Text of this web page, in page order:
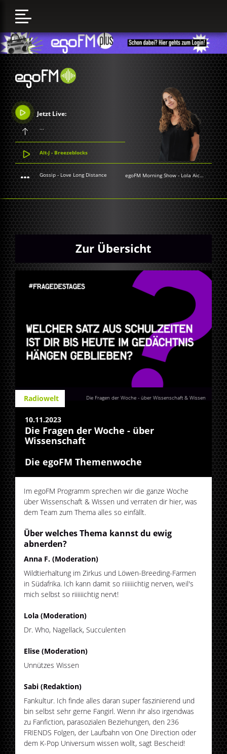
Jetzt Live:
...
Alt-J - Breezeblocks
Gossip - Love Long Distance egoFM Morning Show - Lola Aichner
Zur Übersicht
Die Fragen der Woche - über Wissenschaft & Wissen
Radiowelt
10.11.2023
Die Fragen der Woche - über
Wissenschaft
Die egoFM Themenwoche
Im egoFM Programm sprechen wir die ganze Woche
über Wissenschaft & Wissen und verraten dir hier, was
dem Team zum Thema alles so einfällt.
Über welches Thema kannst du ewig
abnerden?
Anna F. (Moderation)
Wildtierhaltung im Zirkus und Löwen-Breeding-Farmen
in Südafrika. Ich kann damit so riiiiiichtig nerven, weil's
mich selbst so riiiiiichtig nervt!
Lola (Moderation)
Dr. Who, Nagellack, Succulenten
Elise (Moderation)
Unnützes Wissen
Sabi (Redaktion)
Fankultur. Ich finde alles daran super faszinierend und
bin selbst sehr gerne Fangirl. Wenn ihr also irgendwas
zu Fanfiction, parasozialen Beziehungen, den 236
FRIENDS Folgen, der Laufbahn von One Direction oder
dem K-Pop Universum wissen wollt, sagt Bescheid!